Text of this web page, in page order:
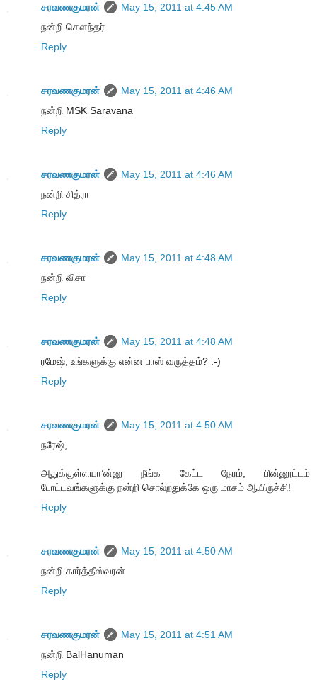
சரவணகுமரன்
May 15, 2011 at 4:45 AM
நன்றி சௌந்தர்
Reply
சரவணகுமரன்
May 15, 2011 at 4:46 AM
நன்றி MSK Saravana
Reply
சரவணகுமரன்
May 15, 2011 at 4:46 AM
நன்றி சித்ரா
Reply
சரவணகுமரன்
May 15, 2011 at 4:48 AM
நன்றி விசா
Reply
சரவணகுமரன்
May 15, 2011 at 4:48 AM
ரமேஷ், உங்களுக்கு என்ன பாஸ் வருத்தம்? :-)
Reply
சரவணகுமரன்
May 15, 2011 at 4:50 AM
நரேஷ்,
அதுக்குள்ளயா’ன்னு நீங்க கேட்ட நேரம், பின்னூட்டம்
போட்டவங்களுக்கு நன்றி சொல்றதுக்கே ஒரு மாசம் ஆயிருச்சி!
Reply
சரவணகுமரன்
May 15, 2011 at 4:50 AM
நன்றி கார்த்தீஸ்வரன்
Reply
சரவணகுமரன்
May 15, 2011 at 4:51 AM
நன்றி BalHanuman
Reply